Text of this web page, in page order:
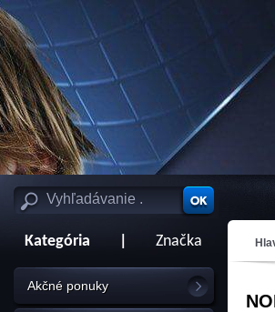
Kategória Značka
Akčné ponuky